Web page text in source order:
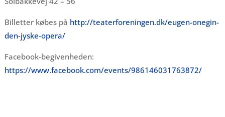
Billetter købes på http://teaterforeningen.dk/eugen-onegin-
den-jyske-opera/
Facebook-begivenheden:
https://www.facebook.com/events/986146031763872/